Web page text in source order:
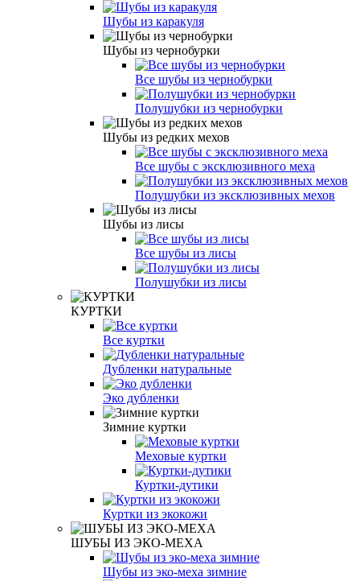
Шубы из каракуля
Шубы из чернобурки
Все шубы из чернобурки
Полушубки из чернобурки
Шубы из редких мехов
Все шубы с эксклюзивного меха
Полушубки из эксклюзивных мехов
Шубы из лисы
Все шубы из лисы
Полушубки из лисы
КУРТКИ
Все куртки
Дубленки натуральные
Эко дубленки
Зимние куртки
Меховые куртки
Куртки-дутики
Куртки из экокожи
ШУБЫ ИЗ ЭКО-МЕХА
Шубы из эко-меха зимние